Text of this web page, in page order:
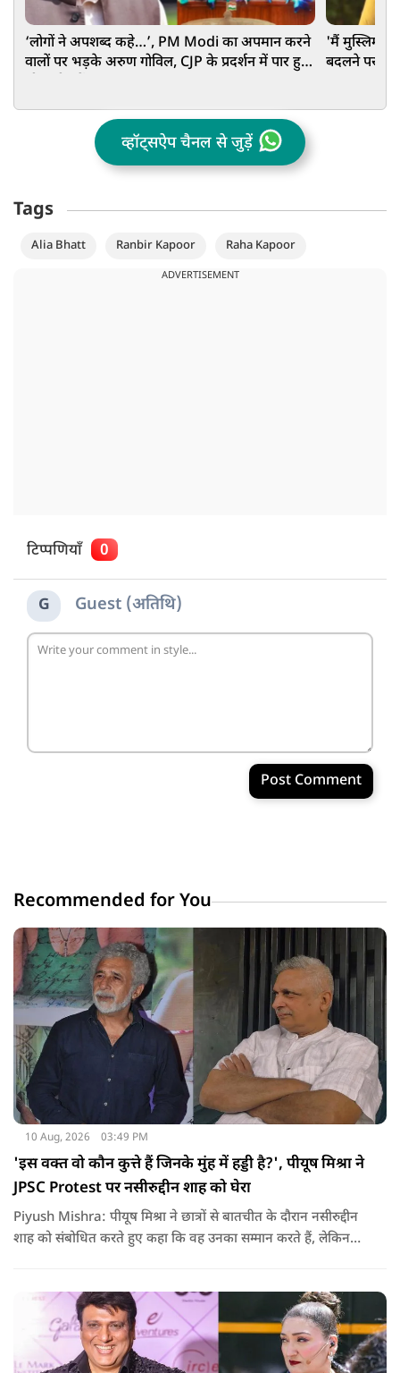
‘लोगों ने अपशब्द कहे…’, PM Modi का अपमान करने
वालों पर भड़के अरुण गोविल, CJP के प्रदर्शन में पार हुईं
'मैं मुस्लिम हूं...'
बदलने पर
व्हॉट्सऐप चैनल से जुड़ें
Tags
Alia Bhatt Ranbir Kapoor Raha Kapoor
ADVERTISEMENT
टिप्पणियाँ 0
G Guest (अतिथि)
Post Comment
Recommended for You
10 Aug, 2026 03:49 PM
'इस वक्‍त वो कौन कुत्ते हैं जिनके मुंह में हड्डी है?', पीयूष मिश्रा ने
JPSC Protest पर नसीरुद्दीन शाह को घेरा
Piyush Mishra: पीयूष मिश्रा ने छात्रों से बातचीत के दौरान नसीरुद्दीन
शाह को संबोधित करते हुए कहा कि वह उनका सम्मान करते हैं, लेकिन
दौरान फिल्मी सितारों और कलाकारों को अपनी आवाज किस तरह उठानी